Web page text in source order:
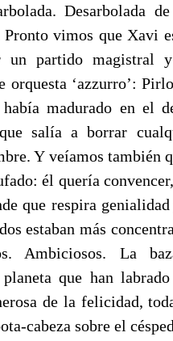
Desarbolada
vimos que Xavi
un partido magistral
orquesta ‘azzurro’:
había madurado en el
salía a borrar
Y veíamos también
él quería
que respira
estaban más
Ambiciosos. La
que han
de la felicidad,
cabeza sobre el